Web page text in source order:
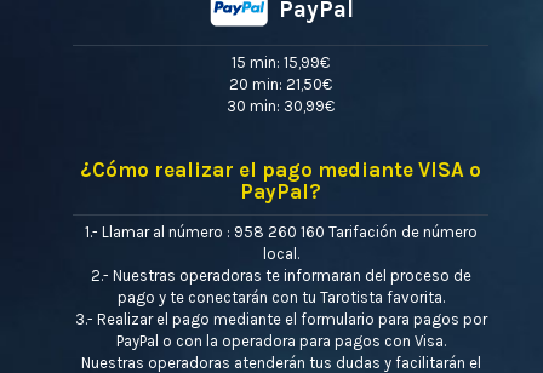
PayPal
15 min: 15,99€
20 min: 21,50€
30 min: 30,99€
¿Cómo realizar el pago mediante VISA o
PayPal?
1.- Llamar al número : 958 260 160 Tarifación de número
local.
2.- Nuestras operadoras te informaran del proceso de
pago y te conectarán con tu Tarotista favorita.
3.- Realizar el pago mediante el formulario para pagos por
PayPal o con la operadora para pagos con Visa.
Nuestras operadoras atenderán tus dudas y facilitarán el